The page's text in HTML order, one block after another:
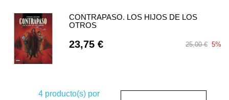
CONTRAPASO. LOS HIJOS DE LOS
OTROS
23,75 € 25,00 € 5%
4 producto(s) por